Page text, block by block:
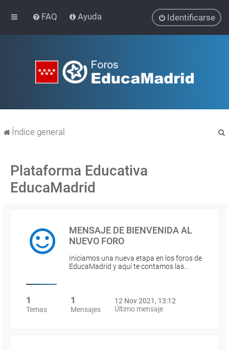
FAQ Ayuda Identificarse
Índice general
Plataforma Educativa
EducaMadrid
MENSAJE DE BIENVENIDA AL
NUEVO FORO
Iniciamos una nueva etapa en los foros de
EducaMadrid y aquí te contamos las…
1
Temas
1
Mensajes
12 Nov 2021, 13:12
Último mensaje